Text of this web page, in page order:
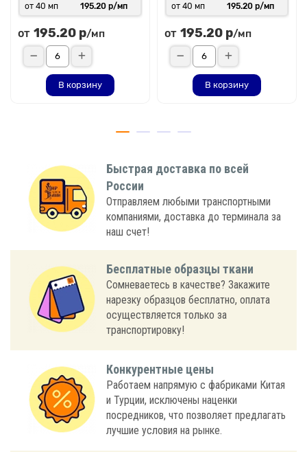
от 40 мп
195.20 р/мп
от 195.20 р/мп
В корзину
от 40 мп
195.20 р/мп
от 195.20 р/мп
В корзину
Быстрая доставка по всей
России
Отправляем любыми транспортными
компаниями, доставка до терминала за
наш счет!
Бесплатные образцы ткани
Сомневаетесь в качестве? Закажите
нарезку образцов бесплатно, оплата
осуществляется только за
транспортировку!
Конкурентные цены
Работаем напрямую с фабриками Китая
и Турции, исключены наценки
посредников, что позволяет предлагать
лучшие условия на рынке.